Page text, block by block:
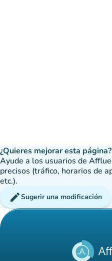
¿Quieres mejorar esta página?
Ayude a los usuarios de
precisos (tráfico, horarios de
etc.).
editSugerir una modificación